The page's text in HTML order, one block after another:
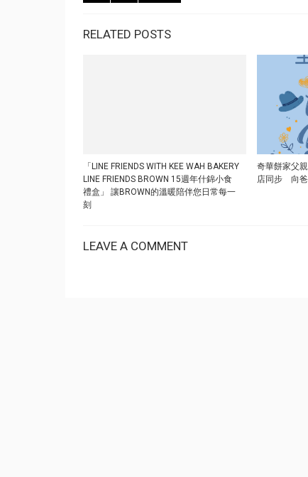
RELATED POSTS
「LINE FRIENDS WITH KEE WAH BAKERY
LINE FRIENDS BROWN 15週年什錦小食
禮盒」 讓BROWN的溫暖陪伴您日常每一
刻
奇華餅家父
店同步 向爸
LEAVE A COMMENT